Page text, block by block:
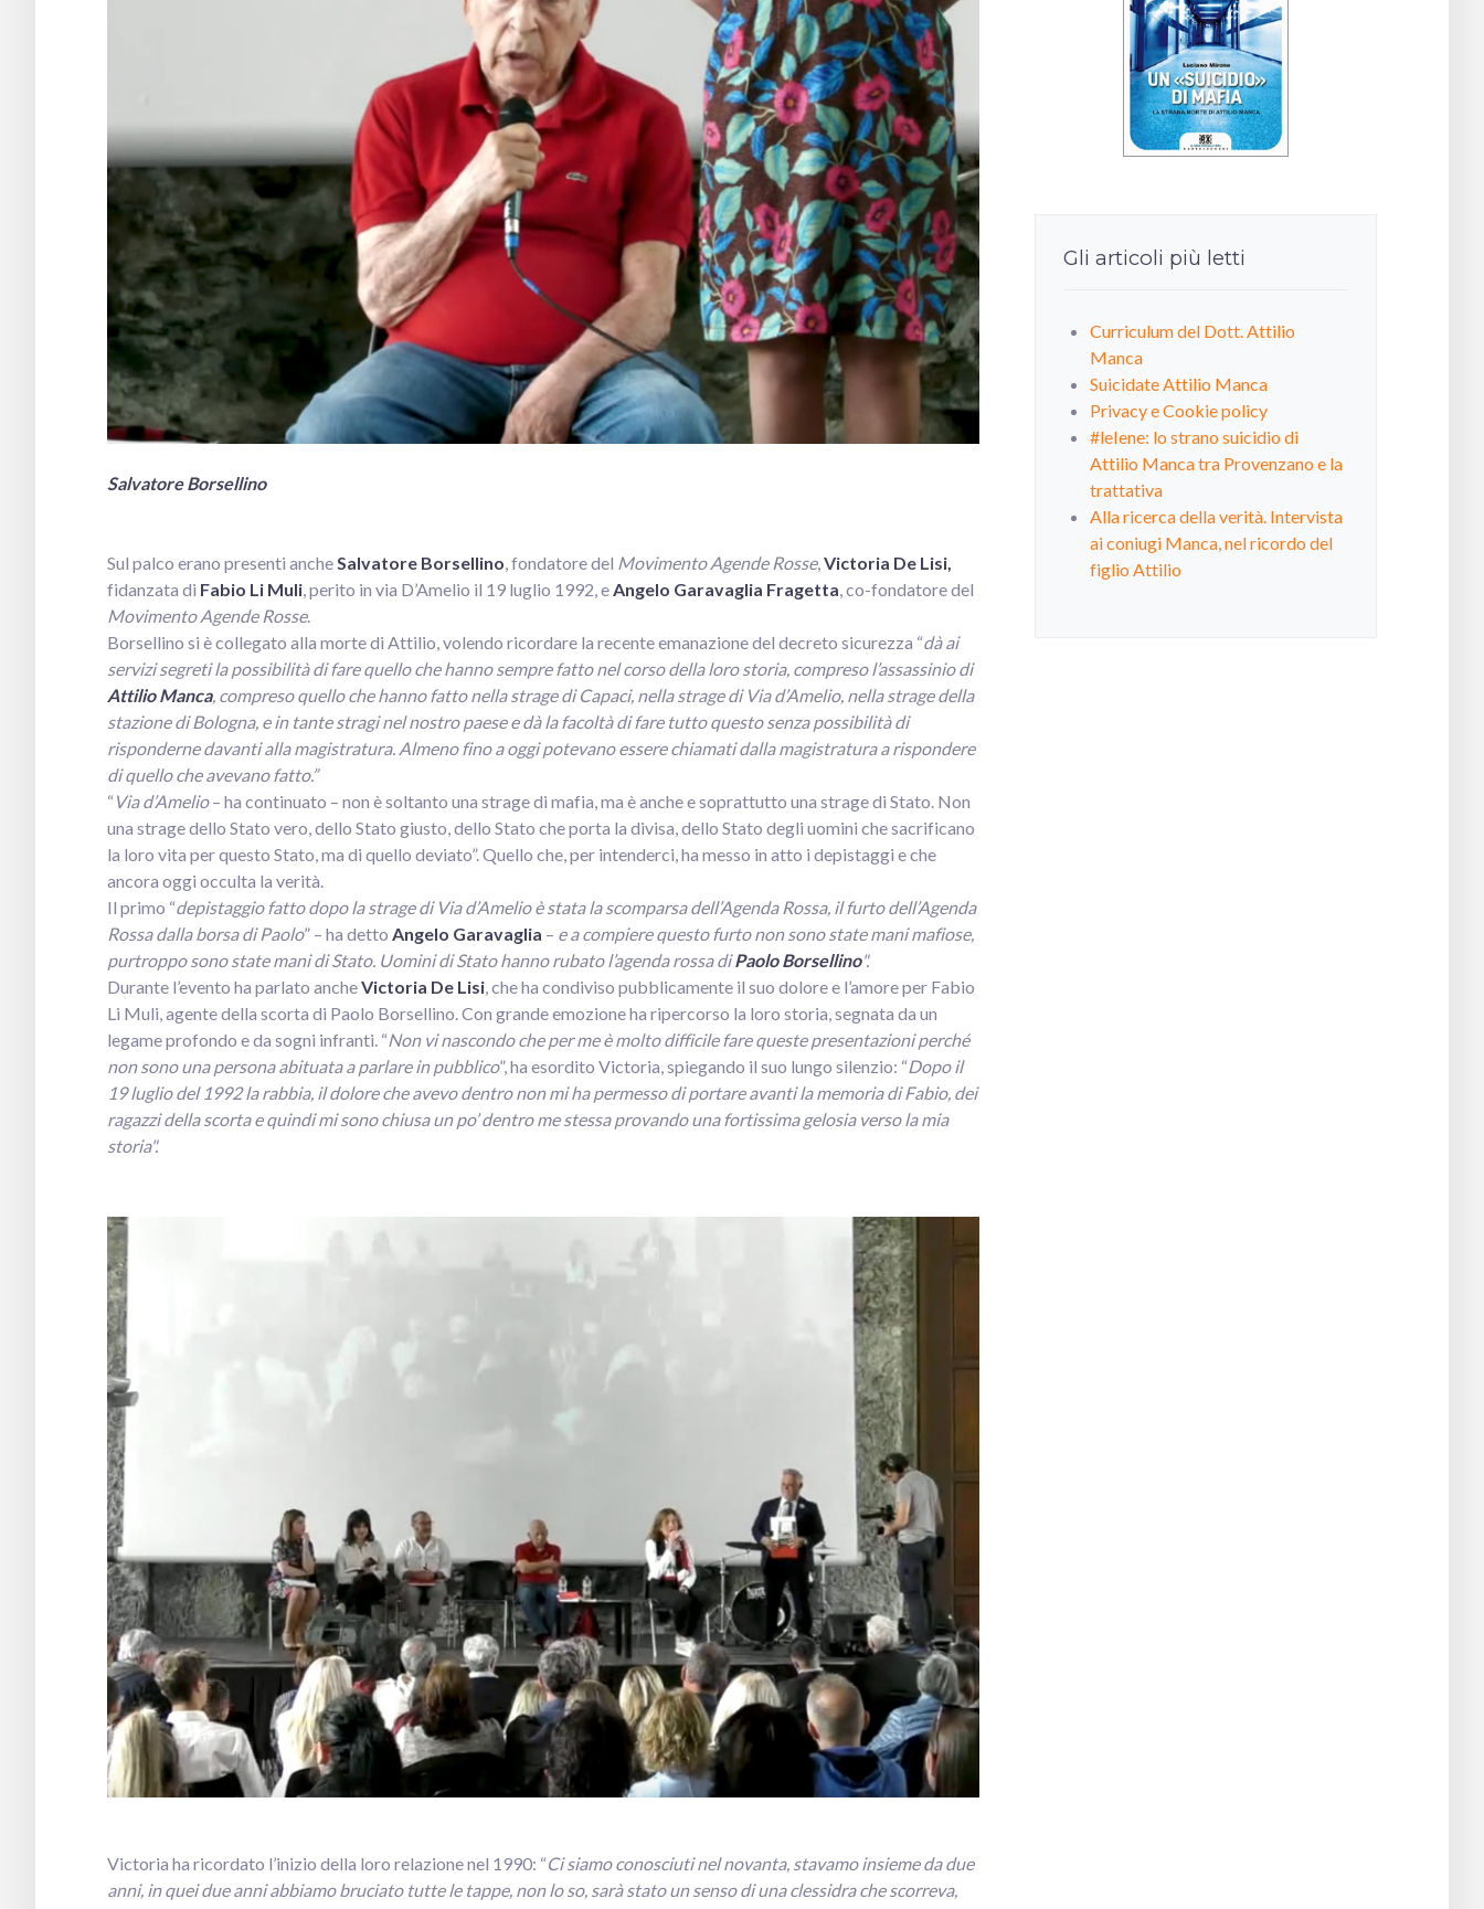
Salvatore Borsellino
Sul palco erano presenti ancheSalvatore Borsellino, fondatore del Movimento Agende Rosse,Victoria De Lisi,
fidanzata di Fabio Li Muli, perito in via D’Amelio il 19 luglio 1992, eAngelo Garavaglia Fragetta, co-fondatore del
Movimento Agende Rosse.
Borsellino si è collegato alla morte di Attilio, volendo ricordare la recente emanazione del decreto sicurezza “dà ai
servizi segreti la possibilità di fare quello che hanno sempre fatto nel corso della loro storia, compreso l’assassinio di
Attilio Manca, compreso quello che hanno fatto nella strage di Capaci, nella strage di Via d’Amelio, nella strage della
stazione di Bologna, e in tante stragi nel nostro paese e dà la facoltà di fare tutto questo senza possibilità di
risponderne davanti alla magistratura. Almeno fino a oggi potevano essere chiamati dalla magistratura a rispondere
di quello che avevano fatto.”
“Via d’Amelio– ha continuato – non è soltanto una strage di mafia, ma è anche e soprattutto una strage di Stato. Non
una strage dello Stato vero, dello Stato giusto, dello Stato che porta la divisa, dello Stato degli uomini che sacrificano
la loro vita per questo Stato, ma di quello deviato”. Quello che, per intenderci, ha messo in atto i depistaggi e che
ancora oggi occulta la verità.
Il primo “depistaggio fatto dopo la strage di Via d’Amelio è stata la scomparsa dell’Agenda Rossa, il furto dell’Agenda
Rossa dalla borsa di Paolo” – ha detto Angelo Garavaglia – e a compiere questo furto non sono state mani mafiose,
purtroppo sono state mani di Stato. Uomini di Stato hanno rubato l’agenda rossa diPaolo Borsellino".
Durante l’evento ha parlato ancheVictoria De Lisi, che ha condiviso pubblicamente il suo dolore e l’amore per Fabio
Li Muli, agente della scorta di Paolo Borsellino. Con grande emozione ha ripercorso la loro storia, segnata da un
legame profondo e da sogni infranti. “Non vi nascondo che per me è molto difficile fare queste presentazioni perché
non sono una persona abituata a parlare in pubblico”, ha esordito Victoria, spiegando il suo lungo silenzio: “Dopo il
19 luglio del 1992 la rabbia, il dolore che avevo dentro non mi ha permesso di portare avanti la memoria di Fabio, dei
ragazzi della scorta e quindi mi sono chiusa un po’ dentro me stessa provando una fortissima gelosia verso la mia
storia".
Victoria ha ricordato l’inizio della loro relazione nel 1990: “Ci siamo conosciuti nel novanta, stavamo insieme da due
anni, in quei due anni abbiamo bruciato tutte le tappe, non lo so, sarà stato un senso di una clessidra che scorreva,
Gli articoli più letti
Curriculum del Dott. Attilio
Manca
Suicidate Attilio Manca
Privacy e Cookie policy
#leIene: lo strano suicidio di
Attilio Manca tra Provenzano e la
trattativa
Alla ricerca della verità. Intervista
ai coniugi Manca, nel ricordo del
figlio Attilio